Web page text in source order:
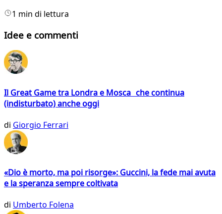
1 min di lettura
Idee e commenti
Il Great Game tra Londra e Mosca che continua
(indisturbato) anche oggi
di Giorgio Ferrari
«Dio è morto, ma poi risorge»: Guccini, la fede mai avuta
e la speranza sempre coltivata
di Umberto Folena